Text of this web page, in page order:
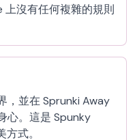
上沒有任何複雜的規則
，並在 Sprunki Away
心。這是 Spunky
式。